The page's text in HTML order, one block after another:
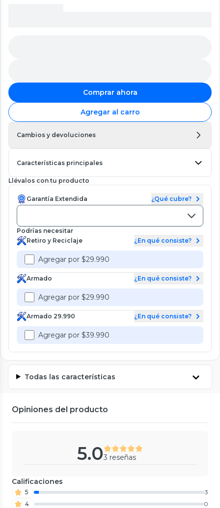
Comprar ahora
Agregar al carro
Cambios y devoluciones
Características principales
Llévalos con tu producto
Garantía Extendida ¿Qué cubre?
Podrías necesitar
Retiro y Reciclaje
¿En qué consiste?
Agregar por $29.990
Armado ¿En qué consiste?
Agregar por $29.990
Armado 29.990 ¿En qué consiste?
Agregar por $39.990
Todas las características
Opiniones del producto
5.03 reseñas
Calificaciones
5
3
4
0